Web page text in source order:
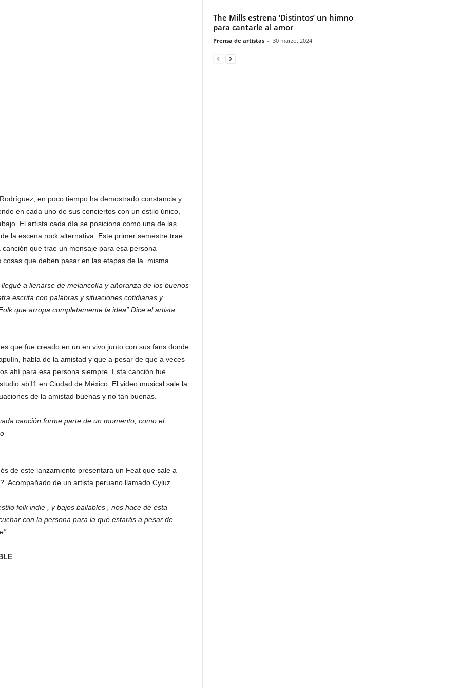
en poco tiempo ha demostrado constancia y
en cada uno de sus conciertos con un estilo único,
El artista cada día se posiciona como una de las
la escena rock alternativa. Este primer semestre trae
que trae un mensaje para esa persona
que deben pasar en las etapas de la misma.
a llenarse de melancolía y añoranza de los buenos
escrita con palabras y situaciones cotidianas y
que arropa completamente la idea” Dice el artista
que fue creado en un en vivo junto con sus fans donde
habla de la amistad y que a pesar de que a veces
ahí para esa persona siempre. Esta canción fue
ab11 en Ciudad de México. El video musical sale la
de la amistad buenas y no tan buenas.
canción forme parte de un momento, como el
de este lanzamiento presentará un Feat que sale a
Acompañado de un artista peruano llamado Cyluz
folk indie , y bajos bailables , nos hace de esta
con la persona para la que estarás a pesar de
The Mills estrena ‘Distintos’ un himno
para cantarle al amor
Prensa de artistas - 30 marzo, 2024